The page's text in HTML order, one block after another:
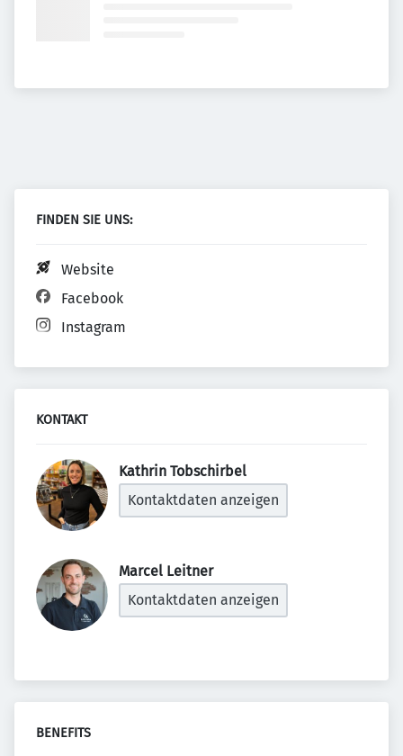
FINDEN SIE UNS:
Website
Facebook
Instagram
KONTAKT
Kathrin Tobschirbel
Kontaktdaten anzeigen
Marcel Leitner
Kontaktdaten anzeigen
BENEFITS